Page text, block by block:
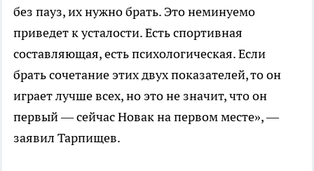
без пауз, их нужно брать. Это неминуемо
приведет к усталости. Есть спортивная
составляющая, есть психологическая. Если
брать сочетание этих двух показателей, то он
играет лучше всех, но это не значит, что он
первый — сейчас Новак на первом месте», —
заявил Тарпищев.